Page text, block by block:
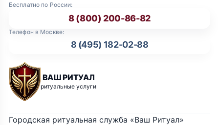
ВАШ РИТУАЛ
ритуальные услуги
Бесплатно по России:
8 (800) 200-86-82
Телефон в Москве:
8 (495) 182-02-88
Городская ритуальная служба «Ваш Ритуал»